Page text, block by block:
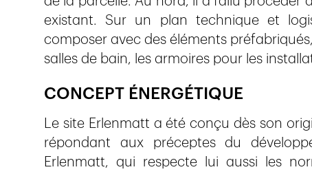
existant. Sur un plan technique et
composer avec des éléments
salles de bain, les armoires pour les
CONCEPT ÉNERGÉTIQUE
Le site Erlenmatt a été conçu dès son
répondant aux préceptes du
Erlenmatt, qui respecte lui aussi les